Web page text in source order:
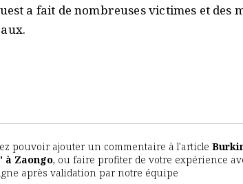
a fait de nombreuses victimes et des
pouvoir ajouter un commentaire à l'article
à Zaongo, ou faire profiter de votre expérience
après validation par notre équipe